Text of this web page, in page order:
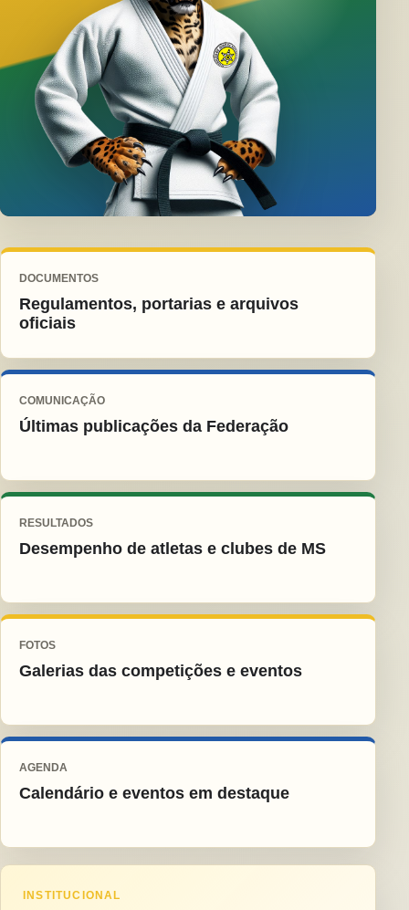
DOCUMENTOS
Regulamentos, portarias e arquivos
oficiais
COMUNICAÇÃO
Últimas publicações da Federação
RESULTADOS
Desempenho de atletas e clubes de MS
FOTOS
Galerias das competições e eventos
AGENDA
Calendário e eventos em destaque
INSTITUCIONAL